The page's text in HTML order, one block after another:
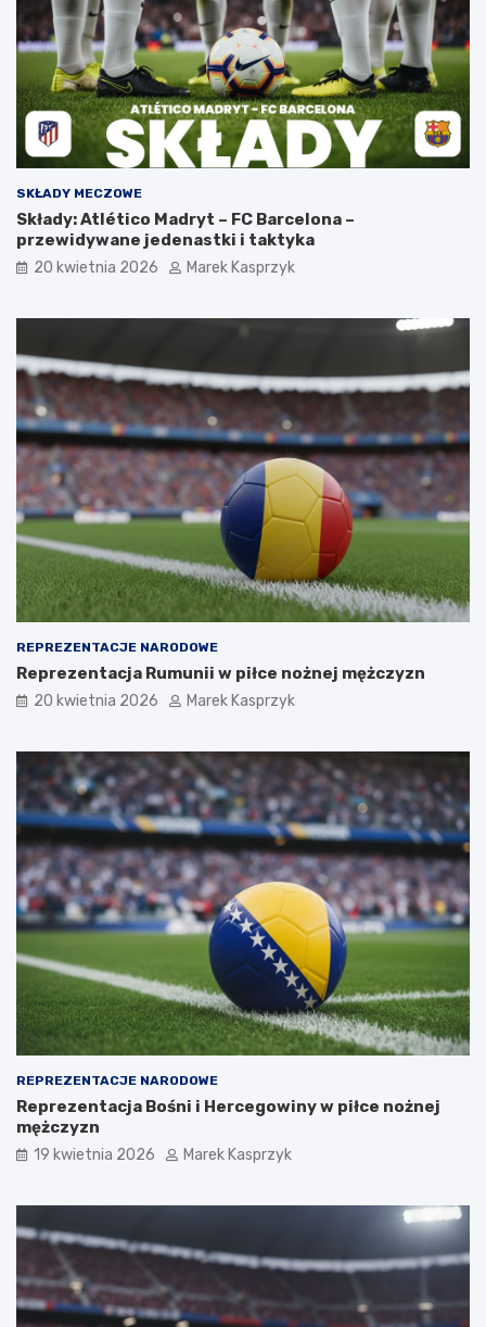
SKŁADY MECZOWE
Składy: Atlético Madryt – FC Barcelona –
przewidywane jedenastki i taktyka
20 kwietnia 2026 Marek Kasprzyk
REPREZENTACJE NARODOWE
Reprezentacja Rumunii w piłce nożnej mężczyzn
20 kwietnia 2026 Marek Kasprzyk
REPREZENTACJE NARODOWE
Reprezentacja Bośni i Hercegowiny w piłce nożnej
mężczyzn
19 kwietnia 2026 Marek Kasprzyk